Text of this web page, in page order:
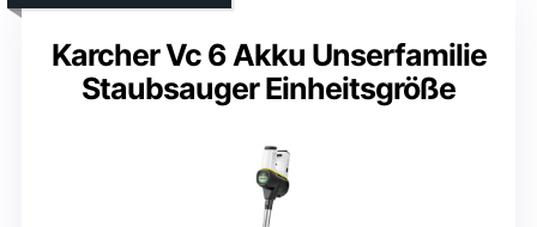
Karcher Vc 6 Akku Unserfamilie
Staubsauger Einheitsgröße